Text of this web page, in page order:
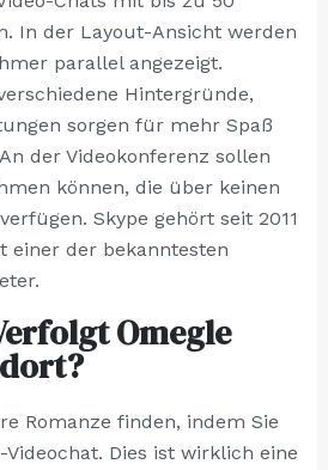
In der Layout-Ansicht werden
parallel angezeigt.
Hintergründe,
sorgen für mehr Spaß
der Videokonferenz sollen
können, die über keinen
Skype gehört seit 2011
einer der bekanntesten
Omegle
Romanze finden, indem Sie
Dies ist wirklich eine